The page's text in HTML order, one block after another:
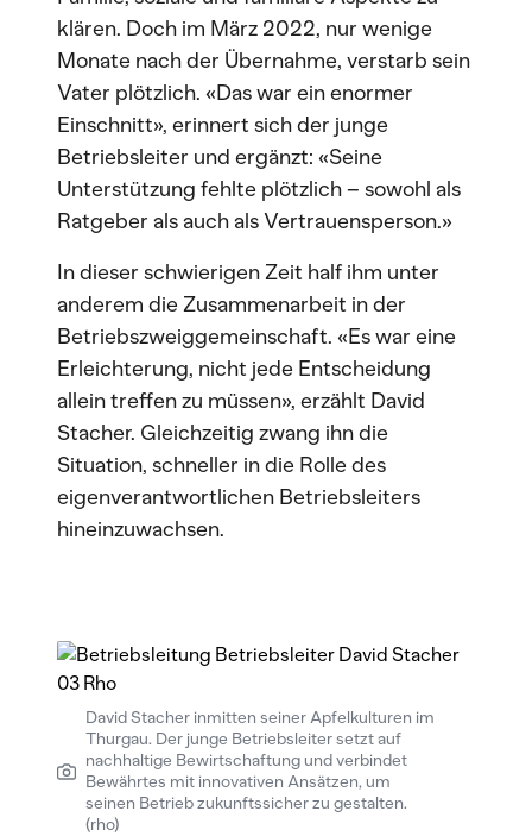
klären. Doch im März 2022, nur wenige
Monate nach der Übernahme, verstarb sein
Vater plötzlich. «Das war ein enormer
Einschnitt», erinnert sich der junge
Betriebsleiter und ergänzt: «Seine
Unterstützung fehlte plötzlich – sowohl als
Ratgeber als auch als Vertrauensperson.»
In dieser schwierigen Zeit half ihm unter
anderem die Zusammenarbeit in der
Betriebszweiggemeinschaft. «Es war eine
Erleichterung, nicht jede Entscheidung
allein treffen zu müssen», erzählt David
Stacher. Gleichzeitig zwang ihn die
Situation, schneller in die Rolle des
eigenverantwortlichen Betriebsleiters
hineinzuwachsen.
David Stacher inmitten seiner Apfelkulturen im
Thurgau. Der junge Betriebsleiter setzt auf
nachhaltige Bewirtschaftung und verbindet
Bewährtes mit innovativen Ansätzen, um
seinen Betrieb zukunftssicher zu gestalten.
(rho)